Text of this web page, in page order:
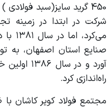
450 گرید سایز(سبد
شرکت در ابتدا در زمینه
صنایع استان اصفهان، به
آورد و در
راه‌اندازی کرد.